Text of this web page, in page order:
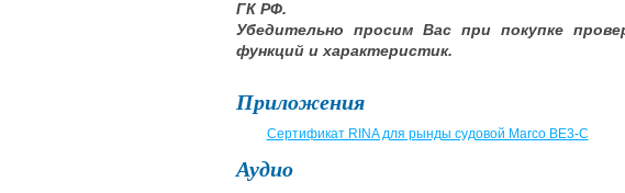
ГК РФ.
Убедительно просим Вас при покупке
функций и характеристик.
Приложения
Сертификат RINA для рынды судовой Marco BE3-C
Аудио